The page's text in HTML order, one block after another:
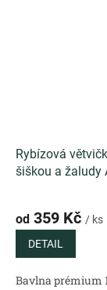
Rybízová
šiškou a žaludy
od 359 Kč / ks
DETAIL
Bavlna prémium